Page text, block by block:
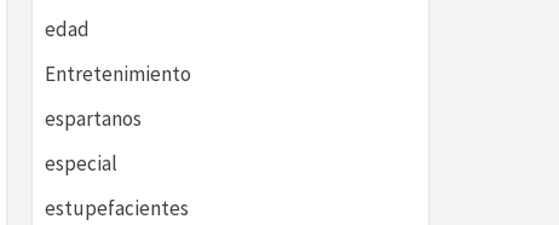
edad
Entretenimiento
espartanos
especial
estupefacientes